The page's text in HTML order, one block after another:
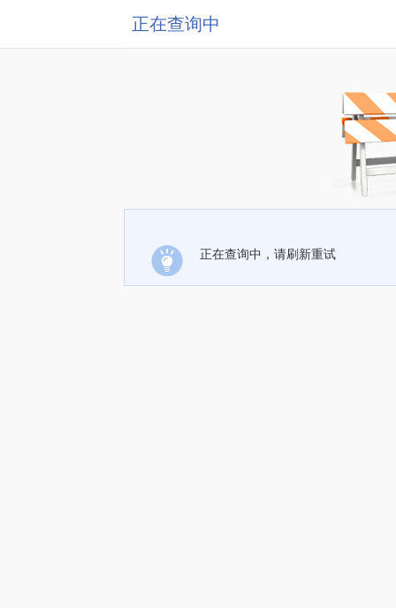
正在查询中
正在查询中，请刷新重试